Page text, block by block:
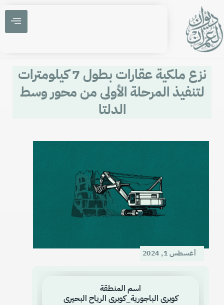
نزع ملكية عقارات بطول 7 كيلومترات
لتنفيذ المرحلة الأولى من محور وسط
الدلتا
أغسطس 1, 2024
اسم المنطقة
كوبرى الباجورية_كوبرى الرياح البحيرى